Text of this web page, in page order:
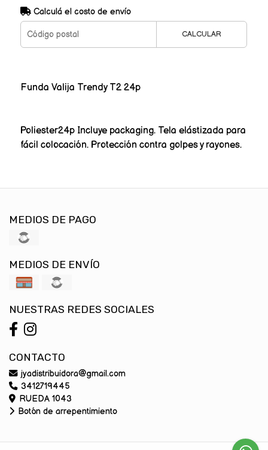
Calculá el costo de envío
CALCULAR
Funda Valija Trendy T2 24p
Poliester24p Incluye packaging. Tela elástizada para
fácil colocación. Protección contra golpes y rayones.
MEDIOS DE PAGO
MEDIOS DE ENVÍO
NUESTRAS REDES SOCIALES
CONTACTO
jyadistribuidora@gmail.com
3412719445
RUEDA 1043
Botón de arrepentimiento